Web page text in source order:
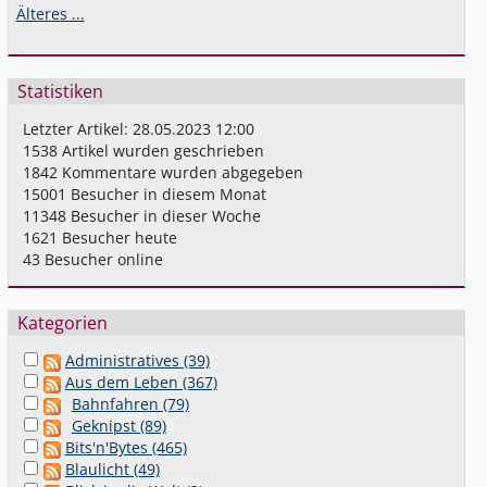
Älteres ...
Statistiken
Letzter Artikel:28.05.2023 12:00
1538 Artikel wurden geschrieben
1842 Kommentare wurden abgegeben
15001 Besucher in diesem Monat
11348 Besucher in dieser Woche
1621 Besucher heute
43 Besucher online
Kategorien
Administratives (39)
Aus dem Leben (367)
Bahnfahren (79)
Geknipst (89)
Bits'n'Bytes (465)
Blaulicht (49)